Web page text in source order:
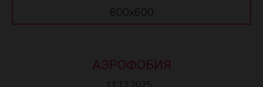
АЭРОФОБИЯ
11.12.2025